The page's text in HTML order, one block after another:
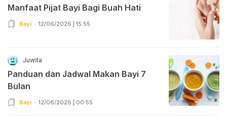
Manfaat Pijat Bayi Bagi Buah Hati
Bayi 12/06/2026 | 15:55
Juwita
Panduan dan Jadwal Makan Bayi 7
Bulan
Bayi 12/06/2026 | 00:55